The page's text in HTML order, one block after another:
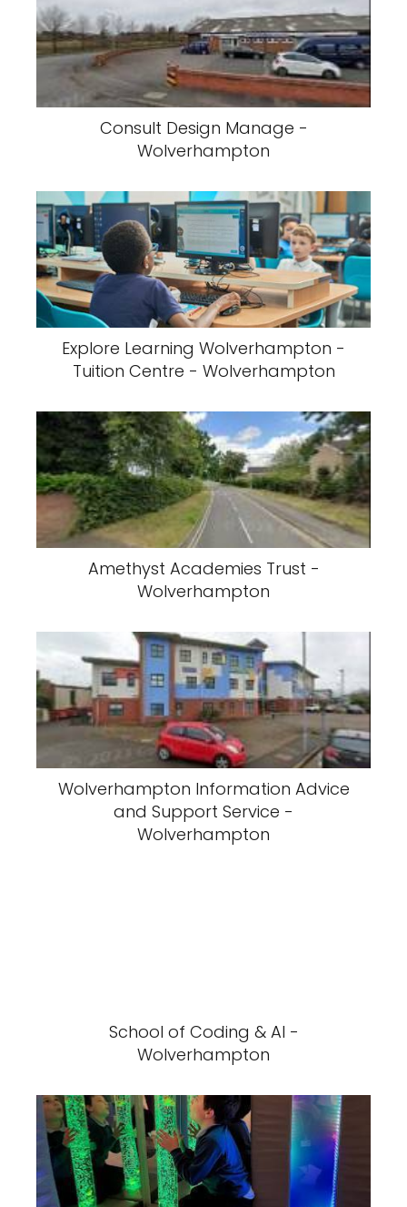
Consult Design Manage -
Wolverhampton
Explore Learning Wolverhampton -
Tuition Centre - Wolverhampton
Amethyst Academies Trust -
Wolverhampton
Wolverhampton Information Advice
and Support Service -
Wolverhampton
School of Coding & AI -
Wolverhampton